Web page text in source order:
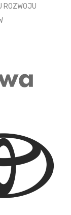
ROZWOJU